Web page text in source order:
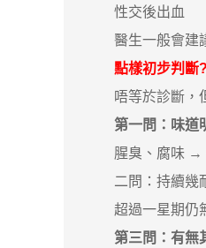
性交後出血
醫生一般會建議
點樣初步判斷
唔等於診斷，
第一問：味道
腥臭、腐味 →
二問：持續幾
超過一星期仍
第三問：有無